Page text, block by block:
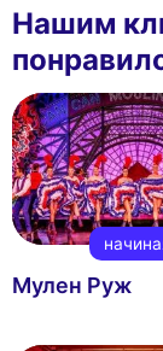
Нашим
Мулен Руж